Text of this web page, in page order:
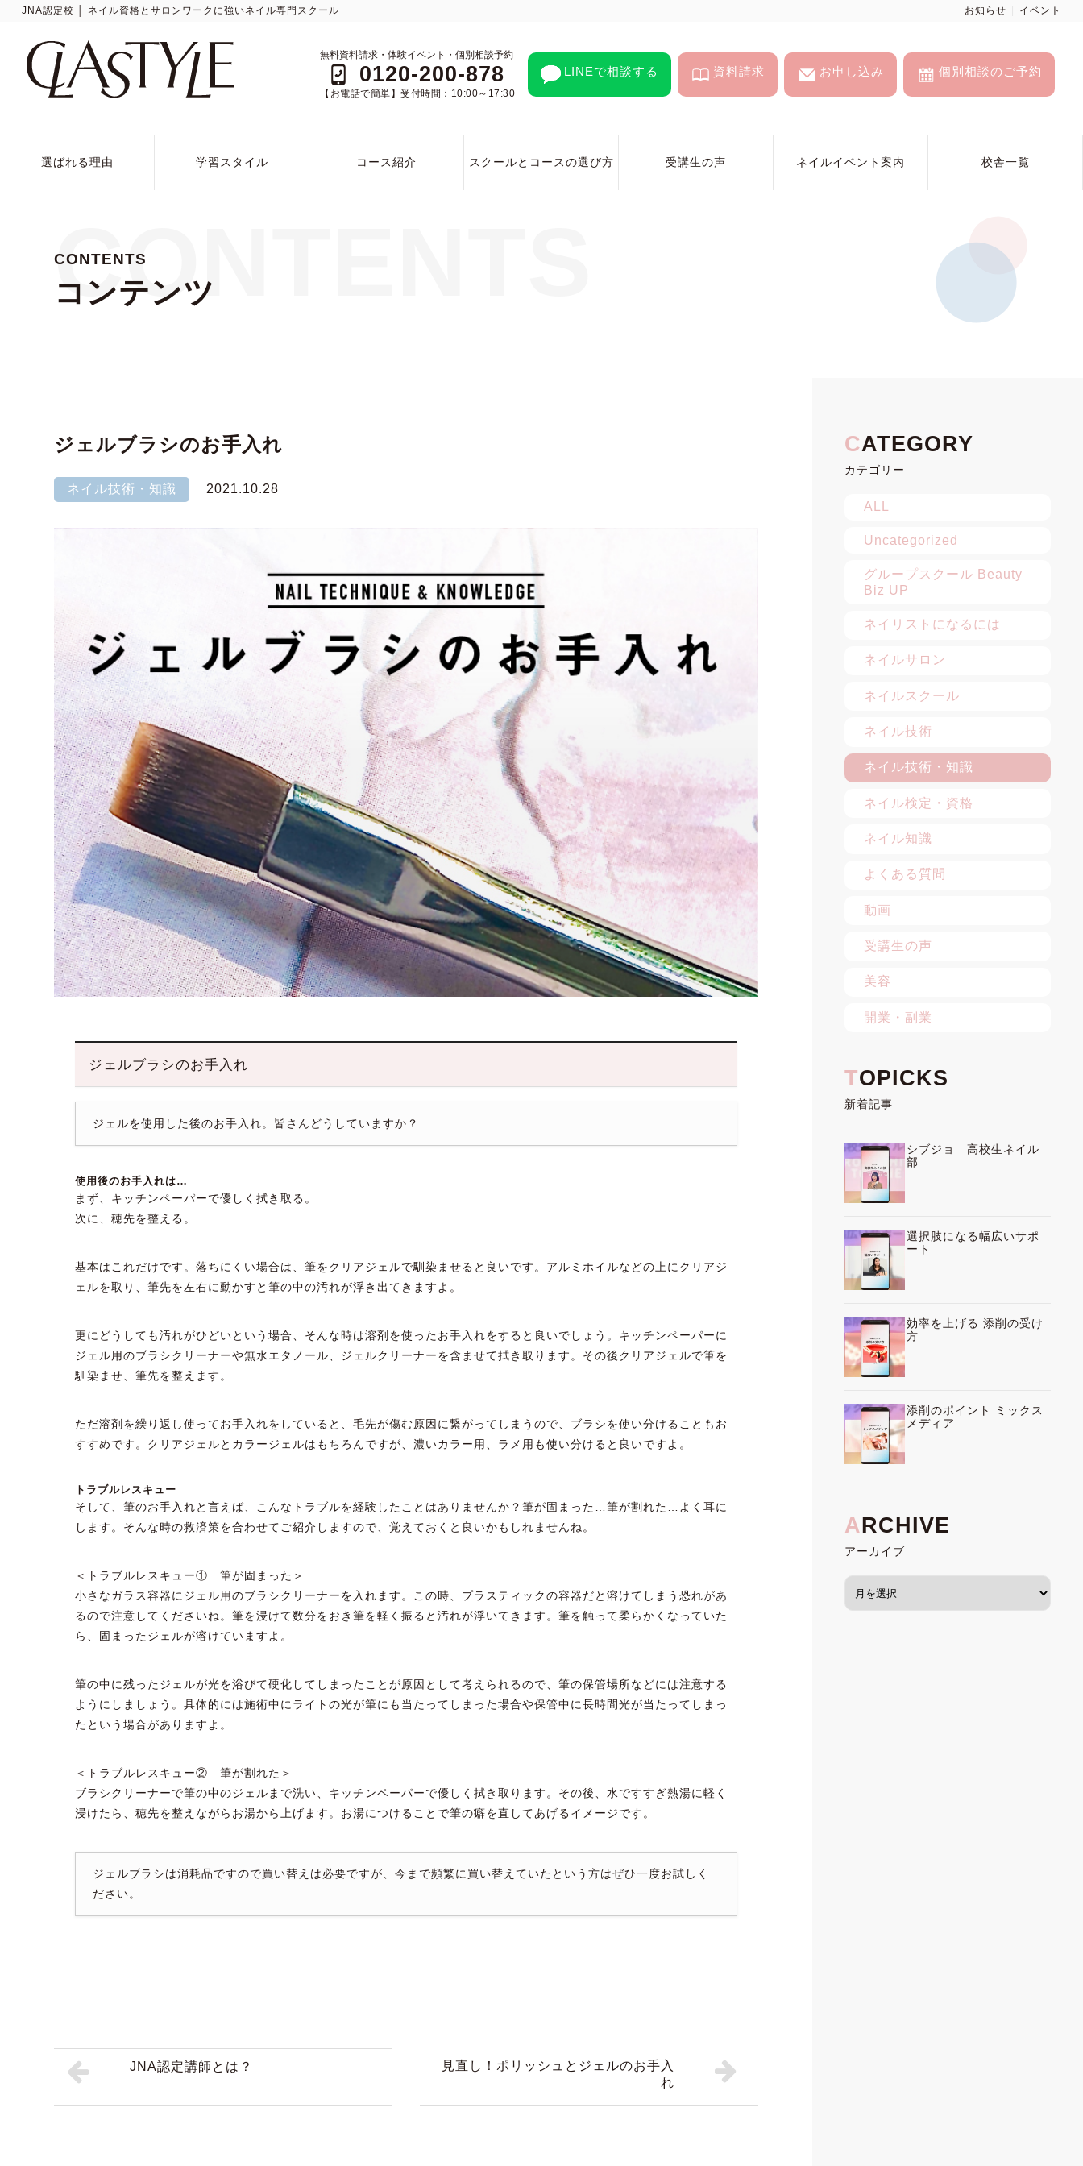
JNA認定校 │ ネイル資格とサロンワークに強いネイル専門スクール お知らせ イベント
無料資料請求・体験イベント・個別相談予約
0120-200-878
【お電話で簡単】受付時間：10:00～17:30
LINEで相談する 資料請求 お申し込み 個別相談のご予約
選ばれる理由 学習スタイル コース紹介 スクールとコースの選び方 受講生の声 ネイルイベント案内 校舎一覧
CONTENTS
コンテンツ
CONTENTS
ジェルブラシのお手入れ
ネイル技術・知識 2021.10.28
ジェルブラシのお手入れ
ジェルを使用した後のお手入れ。皆さんどうしていますか？
使用後のお手入れは…
まず、キッチンペーパーで優しく拭き取る。
次に、穂先を整える。
基本はこれだけです。落ちにくい場合は、筆をクリアジェルで馴染ませると良いです。アルミホイルなどの上にクリアジ
ェルを取り、筆先を左右に動かすと筆の中の汚れが浮き出てきますよ。
更にどうしても汚れがひどいという場合、そんな時は溶剤を使ったお手入れをすると良いでしょう。キッチンペーパーに
ジェル用のブラシクリーナーや無水エタノール、ジェルクリーナーを含ませて拭き取ります。その後クリアジェルで筆を
馴染ませ、筆先を整えます。
ただ溶剤を繰り返し使ってお手入れをしていると、毛先が傷む原因に繋がってしまうので、ブラシを使い分けることもお
すすめです。クリアジェルとカラージェルはもちろんですが、濃いカラー用、ラメ用も使い分けると良いですよ。
トラブルレスキュー
そして、筆のお手入れと言えば、こんなトラブルを経験したことはありませんか？筆が固まった…筆が割れた…よく耳に
します。そんな時の救済策を合わせてご紹介しますので、覚えておくと良いかもしれませんね。
＜トラブルレスキュー① 筆が固まった＞
小さなガラス容器にジェル用のブラシクリーナーを入れます。この時、プラスティックの容器だと溶けてしまう恐れがあ
るので注意してくださいね。筆を浸けて数分をおき筆を軽く振ると汚れが浮いてきます。筆を触って柔らかくなっていた
ら、固まったジェルが溶けていますよ。
筆の中に残ったジェルが光を浴びて硬化してしまったことが原因として考えられるので、筆の保管場所などには注意する
ようにしましょう。具体的には施術中にライトの光が筆にも当たってしまった場合や保管中に長時間光が当たってしまっ
たという場合がありますよ。
＜トラブルレスキュー② 筆が割れた＞
ブラシクリーナーで筆の中のジェルまで洗い、キッチンペーパーで優しく拭き取ります。その後、水ですすぎ熱湯に軽く
浸けたら、穂先を整えながらお湯から上げます。お湯につけることで筆の癖を直してあげるイメージです。
ジェルブラシは消耗品ですので買い替えは必要ですが、今まで頻繁に買い替えていたという方はぜひ一度お試しく
ださい。
JNA認定講師とは？
見直し！ポリッシュとジェルのお手入
れ
カテゴリー
ALL
Uncategorized
グループスクール Beauty
Biz UP
ネイリストになるには
ネイルサロン
ネイルスクール
ネイル技術
ネイル技術・知識
ネイル検定・資格
ネイル知識
よくある質問
動画
受講生の声
美容
開業・副業
新着記事
シブジョ 高校生ネイル
部
選択肢になる幅広いサポ
ート
効率を上げる 添削の受け
方
添削のポイント ミックス
メディア
アーカイブ